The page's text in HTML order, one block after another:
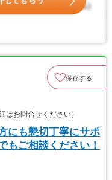
保存する
お問合せください）
にも懇切丁寧にサポ
もご相談ください！